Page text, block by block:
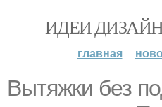
ИДЕИ
главная
Вытяжки без